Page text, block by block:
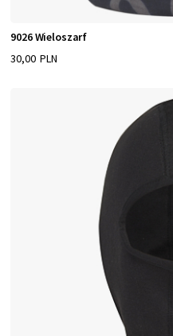
9026 Wieloszarf
30,00 PLN